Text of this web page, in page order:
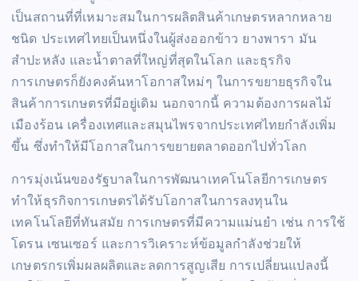
เป็นสถานที่ที่เหมาะสมในการผลิตสินค้าเกษตรหลากหลาย
ชนิด ประเทศไทยเป็นหนึ่งในผู้ส่งออกข้าว ยางพารา มัน
สำปะหลัง และน้ำตาลที่ใหญ่ที่สุดในโลก และธุรกิจ
การเกษตรก็ยังคงค้นหาโอกาสใหม่ๆ ในการขยายธุรกิจใน
สินค้าการเกษตรที่มีอยู่เดิม นอกจากนี้ ความต้องการผลไม้
เมืองร้อน เครื่องเทศและสมุนไพรจากประเทศไทยกำลังเพิ่ม
ขึ้น ซึ่งทำให้มีโอกาสในการขยายตลาดออกไปทั่วโลก
การมุ่งเน้นของรัฐบาลในการพัฒนาเทคโนโลยีการเกษตร
ทำให้ธุรกิจการเกษตรได้รับโอกาสในการลงทุนใน
เทคโนโลยีที่ทันสมัย การเกษตรที่มีความแม่นยำ เช่น การใช้
โดรน เซนเซอร์ และการวิเคราะห์ข้อมูลกำลังช่วยให้
เกษตรกรเพิ่มผลผลิตและลดการสูญเสีย การเปลี่ยนแปลงนี้